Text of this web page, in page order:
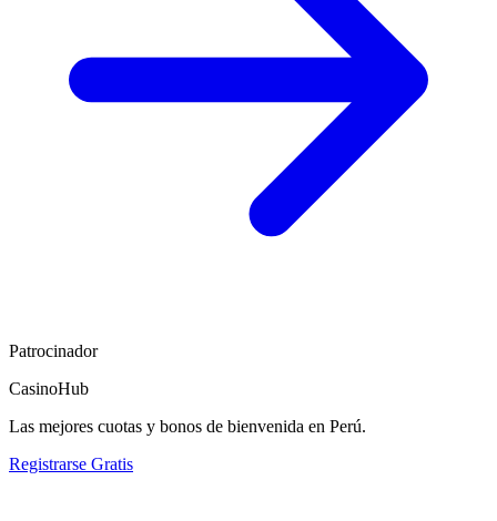
Patrocinador
CasinoHub
Las mejores cuotas y bonos de bienvenida en Perú.
Registrarse Gratis